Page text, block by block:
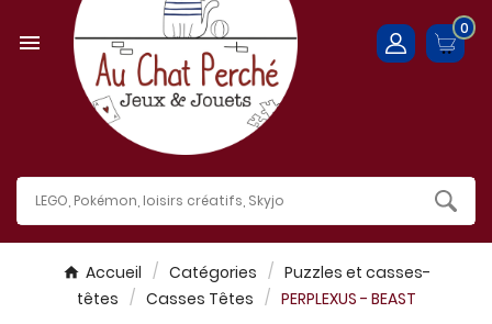

0
Accueil Catégories
Puzzles et casses-
têtes
Casses Têtes PERPLEXUS - BEAST